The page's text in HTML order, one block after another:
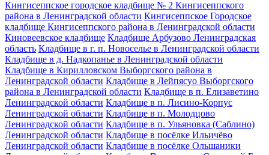
Кингисеппское городское кладбище № 2 Кингисеппского
района в Ленинградской области Кингисеппское Городское
кладбище Кингисеппского района в Ленинградской области
Киновеевское кладбище Кладбище Арбузово Ленинградская
область Кладбище в г. п. Новоселье в Ленинградской области
Кладбище в д. Надкопанье в Ленинградской области
Кладбище в Кирилловском Выборгского района в
Ленинградской области Кладбище в Лейпясуо Выборгского
района в Ленинградской области Кладбище в п. Елизаветино
Ленинградской области Кладбище в п. Лисино-Корпус
Ленинградской области Кладбище в п. Молодцово
Ленинградской области Кладбище в п. Ульяновка (Саблино)
Ленинградской области Кладбище в посёлке Ильичёво
Ленинградской области Кладбище в посёлке Ольшаники